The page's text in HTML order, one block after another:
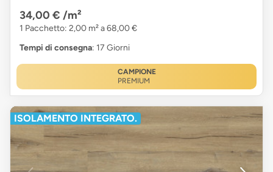
34,00 € /m²
1 Pacchetto: 2,00 m² a 68,00 €
Tempi di consegna: 17 Giorni
CAMPIONE
PREMIUM
ISOLAMENTO INTEGRATO.